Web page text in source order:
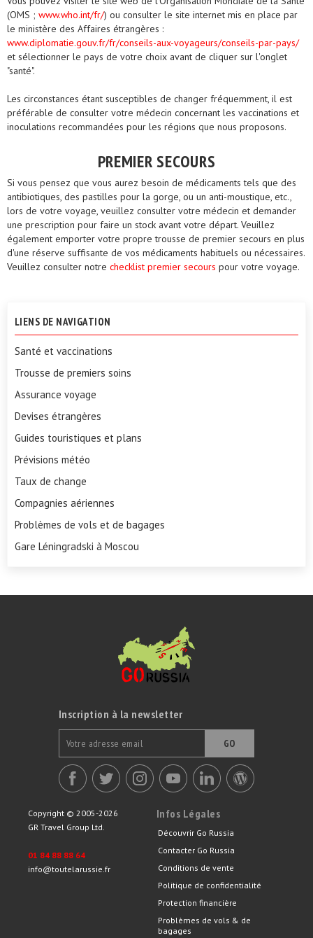
(OMS ; www.who.int/fr/) ou consulter le site internet mis en place par
le ministère des Affaires étrangères :
www.diplomatie.gouv.fr/fr/conseils-aux-voyageurs/conseils-par-pays/
et sélectionner le pays de votre choix avant de cliquer sur l'onglet
"santé".
Les circonstances étant susceptibles de changer fréquemment, il est
préférable de consulter votre médecin concernant les vaccinations et
inoculations recommandées pour les régions que nous proposons.
PREMIER SECOURS
Si vous pensez que vous aurez besoin de médicaments tels que des
antibiotiques, des pastilles pour la gorge, ou un anti-moustique, etc.,
lors de votre voyage, veuillez consulter votre médecin et demander
une prescription pour faire un stock avant votre départ. Veuillez
également emporter votre propre trousse de premier secours en plus
d'une réserve suffisante de vos médicaments habituels ou nécessaires.
Veuillez consulter notre checklist premier secours pour votre voyage.
LIENS DE NAVIGATION
Santé et vaccinations
Trousse de premiers soins
Assurance voyage
Devises étrangères
Guides touristiques et plans
Prévisions météo
Taux de change
Compagnies aériennes
Problèmes de vols et de bagages
Gare Léningradski à Moscou
Inscription à la newsletter
GO
Copyright © 2005-2026
GR Travel Group Ltd.
01 84 88 88 64
info@toutelarussie.fr
Infos Légales
Découvrir Go Russia
Contacter Go Russia
Conditions de vente
Politique de confidentialité
Protection financière
Problèmes de vols & de
bagages